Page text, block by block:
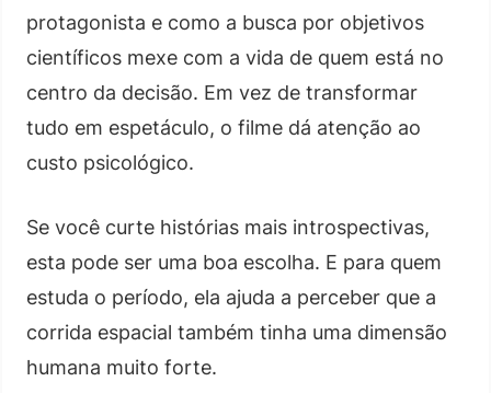
protagonista e como a busca por objetivos
científicos mexe com a vida de quem está no
centro da decisão. Em vez de transformar
tudo em espetáculo, o filme dá atenção ao
custo psicológico.
Se você curte histórias mais introspectivas,
esta pode ser uma boa escolha. E para quem
estuda o período, ela ajuda a perceber que a
corrida espacial também tinha uma dimensão
humana muito forte.